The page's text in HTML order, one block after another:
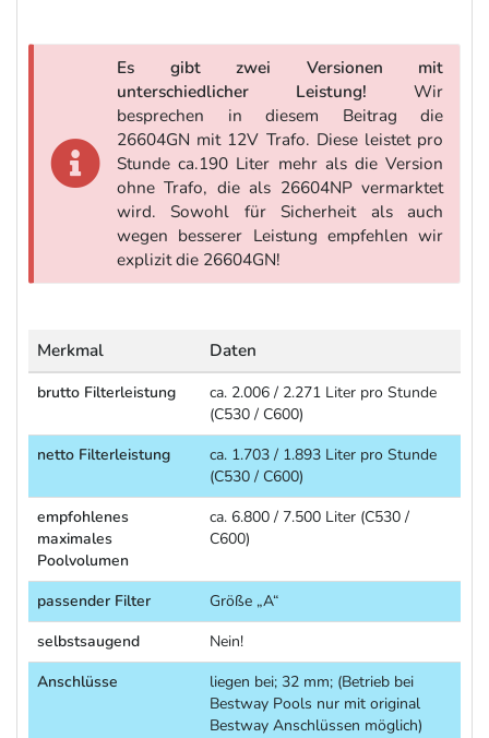
Es gibt zwei Versionen mit
unterschiedlicher Leistung! Wir
besprechen in diesem Beitrag die
26604GN mit 12V Trafo. Diese leistet pro
Stunde ca.190 Liter mehr als die Version
ohne Trafo, die als 26604NP vermarktet
wird. Sowohl für Sicherheit als auch
wegen besserer Leistung empfehlen wir
explizit die 26604GN!
Merkmal Daten
brutto Filterleistung
ca. 2.006 / 2.271 Liter pro Stunde
(C530 / C600)
netto Filterleistung
ca. 1.703 / 1.893 Liter pro Stunde
(C530 / C600)
empfohlenes
maximales
Poolvolumen
ca. 6.800 / 7.500 Liter (C530 /
C600)
passender Filter
Größe „A“
selbstsaugend
Nein!
Anschlüsse
liegen bei; 32 mm; (Betrieb bei
Bestway Pools nur mit original
Bestway Anschlüssen möglich)